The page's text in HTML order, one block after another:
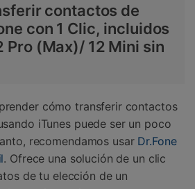
contactos de
con 1 Clic, incluidos
Pro (Max)/ 12 Mini sin
cómo transferir contactos
iTunes puede ser un poco
recomendamos usar Dr.Fone
. Ofrece una solución de un clic
de tu elección de un